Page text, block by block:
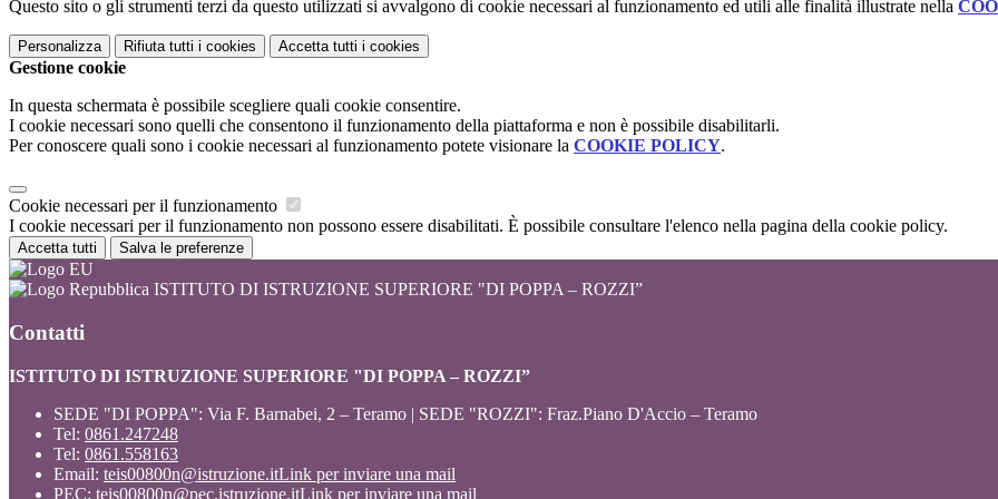
Questo sito o gli strumenti terzi da questo utilizzati si avvalgono di cookie necessari al funzionamento ed utili alle finalità illustrate nella
Personalizza Rifiuta tutti i cookies Accetta tutti i cookies
Gestione cookie
In questa schermata è possibile scegliere quali cookie consentire.
I cookie necessari sono quelli che consentono il funzionamento della piattaforma e non è possibile disabilitarli.
Per conoscere quali sono i cookie necessari al funzionamento potete visionare la COOKIE POLICY.
Cookie necessari per il funzionamento
I cookie necessari per il funzionamento non possono essere disabilitati. È possibile consultare l'elenco nella pagina della cookie policy.
Accetta tutti Salva le preferenze
ISTITUTO DI ISTRUZIONE SUPERIORE "DI POPPA – ROZZI”
Contatti
ISTITUTO DI ISTRUZIONE SUPERIORE "DI POPPA – ROZZI”
SEDE "DI POPPA": Via F. Barnabei, 2 – Teramo | SEDE "ROZZI": Fraz.Piano D'Accio – Teramo
Tel: 0861.247248
Tel: 0861.558163
Email: teis00800n@istruzione.itLink per inviare una mail
PEC: teis00800n@pec.istruzione.itLink per inviare una mail